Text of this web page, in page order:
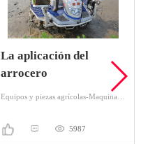
La aplicación del
arrocero
5987